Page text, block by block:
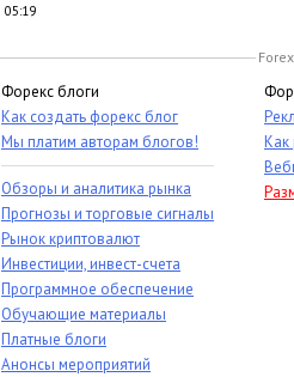
05:19
Форекс блоги
Как создать форекс блог
Мы платим авторам блогов!
Обзоры и аналитика рынка
Прогнозы и торговые сигналы
Рынок криптовалют
Инвестиции, инвест-счета
Программное обеспечение
Обучающие материалы
Платные блоги
Анонсы мероприятий
Как